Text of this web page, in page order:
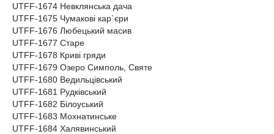
UTFF-1674 Невклянська дача
UTFF-1675 Чумакові кар`єри
UTFF-1676 Любецький масив
UTFF-1677 Старе
UTFF-1678 Криві гряди
UTFF-1679 Озеро Симполь, Святе
UTFF-1680 Ведильцівський
UTFF-1681 Рудківський
UTFF-1682 Білоуський
UTFF-1683 Мохнатинське
UTFF-1684 Халявинський